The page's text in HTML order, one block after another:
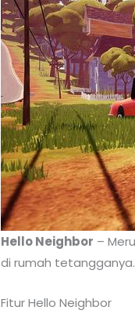
Hello Neighbor –
di rumah
Fitur Hello Neighbor